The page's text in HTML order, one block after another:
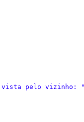
vista pelo vizinho: